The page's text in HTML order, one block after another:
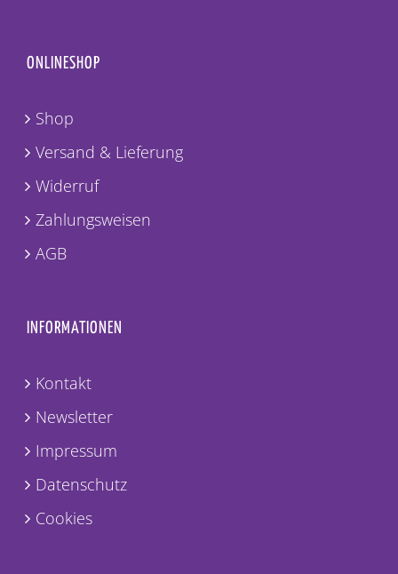
ONLINESHOP
Shop
Versand & Lieferung
Widerruf
Zahlungsweisen
AGB
INFORMATIONEN
Kontakt
Newsletter
Impressum
Datenschutz
Cookies